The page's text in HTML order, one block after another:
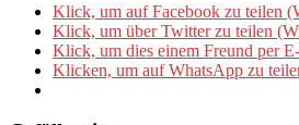
Klick, um auf Facebook zu teilen
Klick, um über Twitter zu teilen
Klick, um dies einem Freund per
Klicken, um auf WhatsApp zu